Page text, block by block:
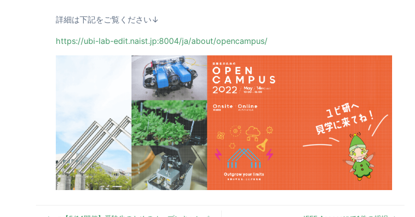
詳細は下記をご覧ください↓
https://ubi-lab-edit.naist.jp:8004/ja/about/opencampus/